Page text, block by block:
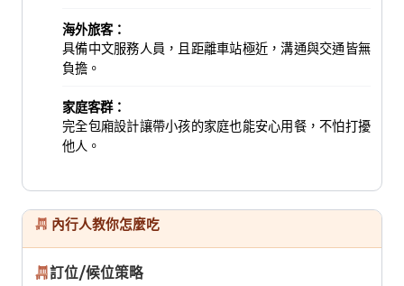
海外旅客：
具備中文服務人員，且距離車站極近，溝通與交通皆無
負擔。
家庭客群：
完全包廂設計讓帶小孩的家庭也能安心用餐，不怕打擾
他人。
內行人教你怎麼吃
訂位/候位策略